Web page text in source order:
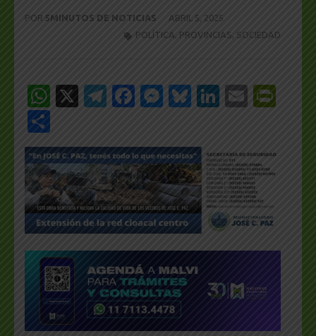
POR 5MINUTOS DE NOTICIAS
ABRIL 5, 2025
POLÍTICA, PROVINCIAS SOCIEDAD
WhatsApp
X Telegram
Facebook
Messenger
Bluesky
LinkedIn
Email